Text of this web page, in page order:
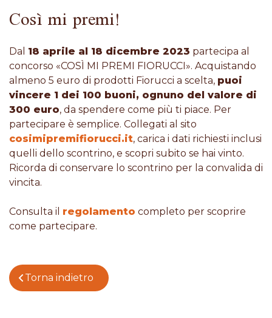
Così mi premi!
Dal 18 aprile al 18 dicembre 2023 partecipa al
concorso «COSÌ MI PREMI FIORUCCI». Acquistando
almeno 5 euro di prodotti Fiorucci a scelta, puoi
vincere 1 dei 100 buoni, ognuno del valore di
300 euro, da spendere come più ti piace. Per
partecipare è semplice. Collegati al sito
cosimipremifiorucci.it, carica i dati richiesti inclusi
quelli dello scontrino, e scopri subito se hai vinto.
Ricorda di conservare lo scontrino per la convalida di
vincita.
Consulta il regolamento completo per scoprire
come partecipare.
Torna indietro